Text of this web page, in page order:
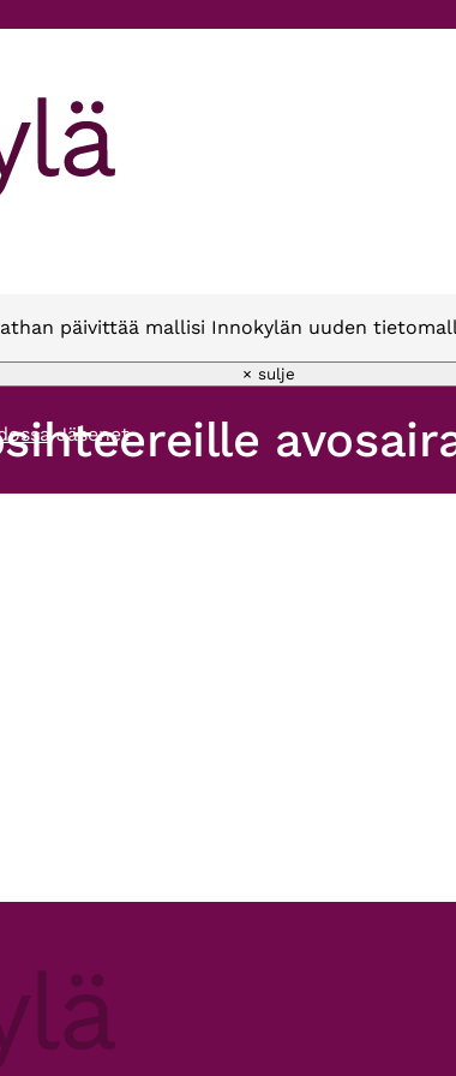
päivittää mallisi Innokylän uuden
× sulje
Jäsenet